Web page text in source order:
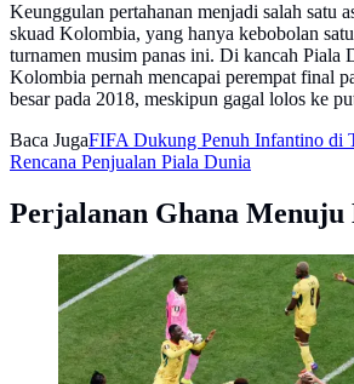
Keunggulan pertahanan menjadi salah satu
skuad Kolombia, yang hanya kebobolan
turnamen musim panas ini. Di kancah Piala
Kolombia pernah mencapai perempat final
besar pada 2018, meskipun gagal lolos ke
Baca JugaFIFA Dukung Penuh Infantino di
Rencana Penjualan Piala Dunia
Perjalanan Ghana Menuju